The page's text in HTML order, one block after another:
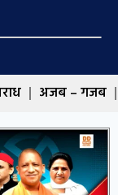
अजब – गजब